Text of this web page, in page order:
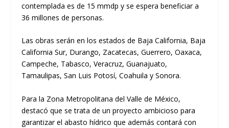
contemplada es de 15 mmdp y se espera beneficiar a
36 millones de personas.
Las obras serán en los estados de Baja California, Baja
California Sur, Durango, Zacatecas, Guerrero, Oaxaca,
Campeche, Tabasco, Veracruz, Guanajuato,
Tamaulipas, San Luis Potosí, Coahuila y Sonora.
Para la Zona Metropolitana del Valle de México,
destacó que se trata de un proyecto ambicioso para
garantizar el abasto hídrico que además contará con